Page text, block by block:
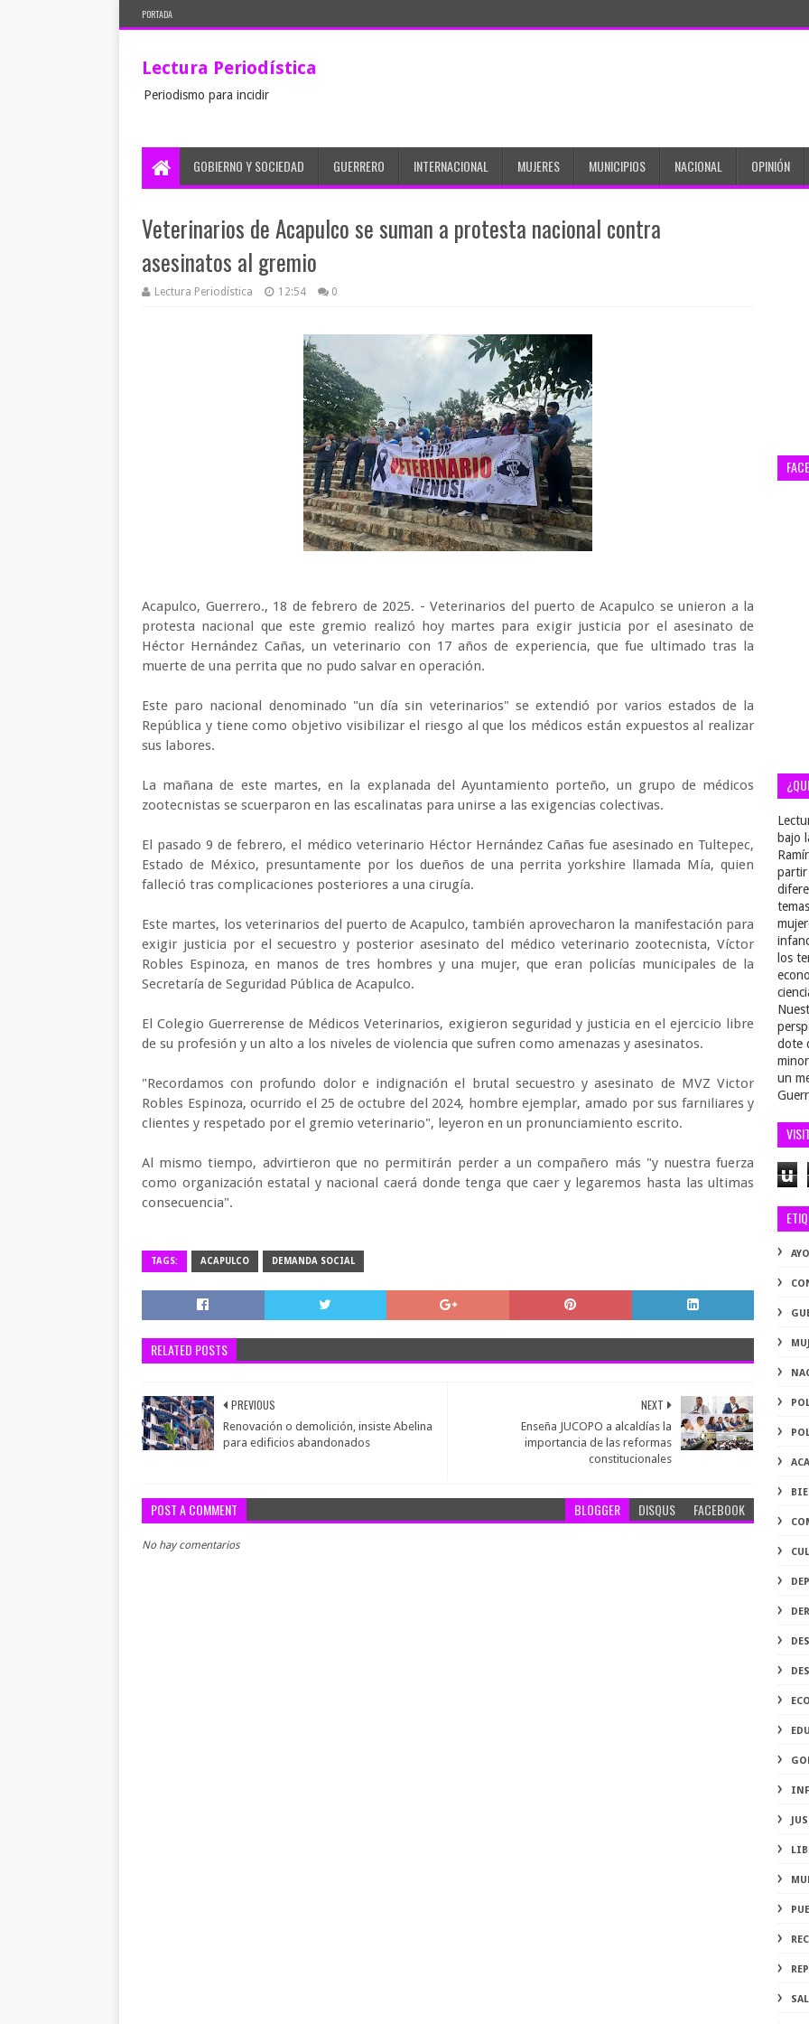
PORTADA
Lectura Periodística
Periodismo para incidir
GOBIERNO Y SOCIEDAD GUERRERO INTERNACIONAL MUJERES MUNICIPIOS NACIONAL OPINIÓN
Veterinarios de Acapulco se suman a protesta nacional contra
asesinatos al gremio
Lectura Periodística 12:54 0
Acapulco, Guerrero., 18 de febrero de 2025. - Veterinarios del puerto de Acapulco se unieron a la
protesta nacional que este gremio realizó hoy martes para exigir justicia por el asesinato de
Héctor Hernández Cañas, un veterinario con 17 años de experiencia, que fue ultimado tras la
muerte de una perrita que no pudo salvar en operación.
Este paro nacional denominado "un día sin veterinarios" se extendió por varios estados de la
República y tiene como objetivo visibilizar el riesgo al que los médicos están expuestos al realizar
sus labores.
La mañana de este martes, en la explanada del Ayuntamiento porteño, un grupo de médicos
zootecnistas se scuerparon en las escalinatas para unirse a las exigencias colectivas.
El pasado 9 de febrero, el médico veterinario Héctor Hernández Cañas fue asesinado en Tultepec,
Estado de México, presuntamente por los dueños de una perrita yorkshire llamada Mía, quien
falleció tras complicaciones posteriores a una cirugía.
Este martes, los veterinarios del puerto de Acapulco, también aprovecharon la manifestación para
exigir justicia por el secuestro y posterior asesinato del médico veterinario zootecnista, Víctor
Robles Espinoza, en manos de tres hombres y una mujer, que eran policías municipales de la
Secretaría de Seguridad Pública de Acapulco.
El Colegio Guerrerense de Médicos Veterinarios, exigieron seguridad y justicia en el ejercicio libre
de su profesión y un alto a los niveles de violencia que sufren como amenazas y asesinatos.
"Recordamos con profundo dolor e indignación el brutal secuestro y asesinato de MVZ Victor
Robles Espinoza, ocurrido el 25 de octubre del 2024, hombre ejemplar, amado por sus farniliares y
clientes y respetado por el gremio veterinario", leyeron en un pronunciamiento escrito.
Al mismo tiempo, advirtieron que no permitirán perder a un compañero más "y nuestra fuerza
como organización estatal y nacional caerá donde tenga que caer y legaremos hasta las ultimas
consecuencia".
TAGS: ACAPULCO DEMANDA SOCIAL
RELATED POSTS
NEXT
Enseña JUCOPO a alcaldías la
importancia de las reformas
constitucionales
PREVIOUS
Renovación o demolición, insiste Abelina
para edificios abandonados
POST A COMMENT BLOGGER DISQUS FACEBOOK
No hay comentarios
bajo
partir
los
dote
un
u